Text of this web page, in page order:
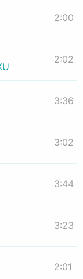
2:00
2:02
3:36
3:02
3:44
3:23
2:01